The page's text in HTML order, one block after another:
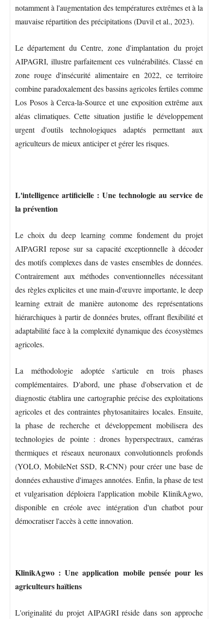
notamment à l'augmentation des températures extrêmes et à la
mauvaise répartition des précipitations (Duvil et al., 2023).
Le département du Centre, zone d'implantation du projet
AIPAGRI, illustre parfaitement ces vulnérabilités. Classé en
zone rouge d'insécurité alimentaire en 2022, ce territoire
combine paradoxalement des bassins agricoles fertiles comme
Los Posos à Cerca-la-Source et une exposition extrême aux
aléas climatiques. Cette situation justifie le développement
urgent d'outils technologiques adaptés permettant aux
agriculteurs de mieux anticiper et gérer les risques.
L'intelligence artificielle : Une technologie au service de
la prévention
Le choix du deep learning comme fondement du projet
AIPAGRI repose sur sa capacité exceptionnelle à décoder
des motifs complexes dans de vastes ensembles de données.
Contrairement aux méthodes conventionnelles nécessitant
des règles explicites et une main-d'œuvre importante, le deep
learning extrait de manière autonome des représentations
hiérarchiques à partir de données brutes, offrant flexibilité et
adaptabilité face à la complexité dynamique des écosystèmes
agricoles.
La méthodologie adoptée s'articule en trois phases
complémentaires. D'abord, une phase d'observation et de
diagnostic établira une cartographie précise des exploitations
agricoles et des contraintes phytosanitaires locales. Ensuite,
la phase de recherche et développement mobilisera des
technologies de pointe : drones hyperspectraux, caméras
thermiques et réseaux neuronaux convolutionnels profonds
(YOLO, MobileNet SSD, R-CNN) pour créer une base de
données exhaustive d'images annotées. Enfin, la phase de test
et vulgarisation déploiera l'application mobile KlinikAgwo,
disponible en créole avec intégration d'un chatbot pour
démocratiser l'accès à cette innovation.
KlinikAgwo : Une application mobile pensée pour les
agriculteurs haïtiens
L'originalité du projet AIPAGRI réside dans son approche